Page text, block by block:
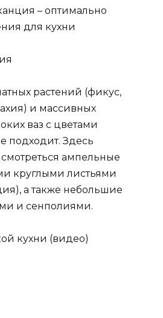
– оптимально
для кухни
растений (фикус,
и массивных
ваз с цветами
подходит. Здесь
ампельные
круглыми листьями
а также небольшие
и сенполиями.
кухни (видео)